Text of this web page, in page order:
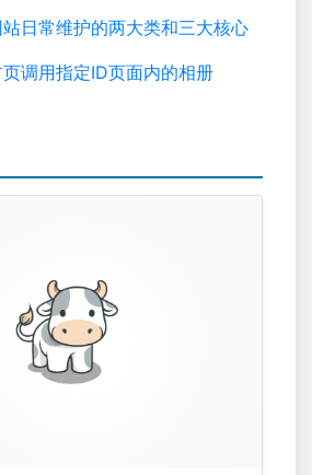
日常维护的两大类和三大核心
调用指定ID页面内的相册